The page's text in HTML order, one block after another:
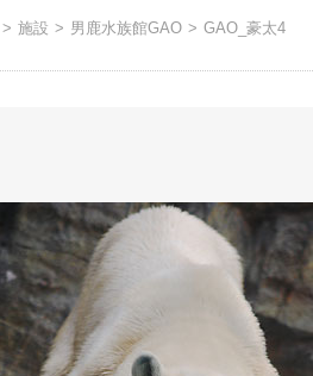
> 施設 > 男鹿水族館GAO > GAO_豪太4